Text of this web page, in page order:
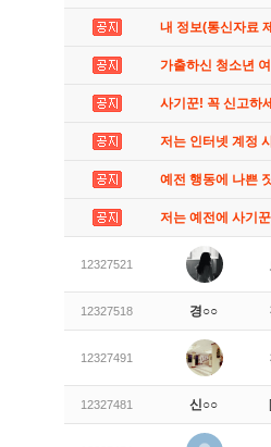
내 정보(통신자료
가출하신 청소년
사기꾼! 꼭 신고하
저는 인터넷 계정
예전 행동에 나쁜
저는 예전에 사기
12327521
12327518 경○○
12327491
12327481 신○○